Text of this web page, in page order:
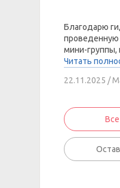
Благодарю
проведенную
мини-группы,
Читать
22.11.2025 /